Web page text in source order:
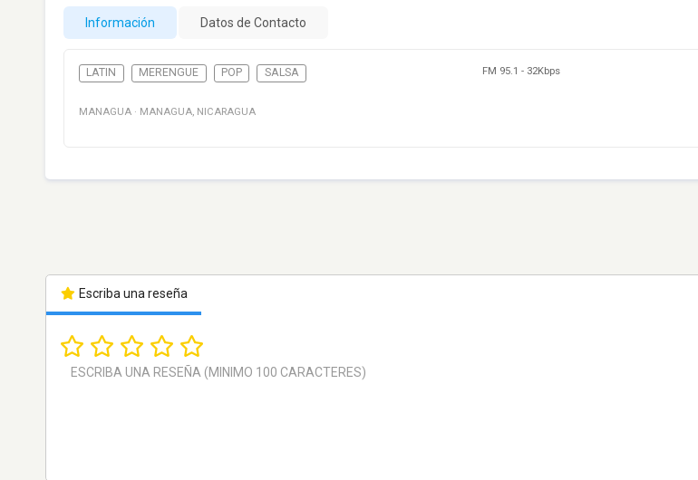
Información Datos de Contacto
LATIN MERENGUE POP SALSA FM 95.1 - 32Kbps
MANAGUA · MANAGUA, NICARAGUA
Escriba una reseña